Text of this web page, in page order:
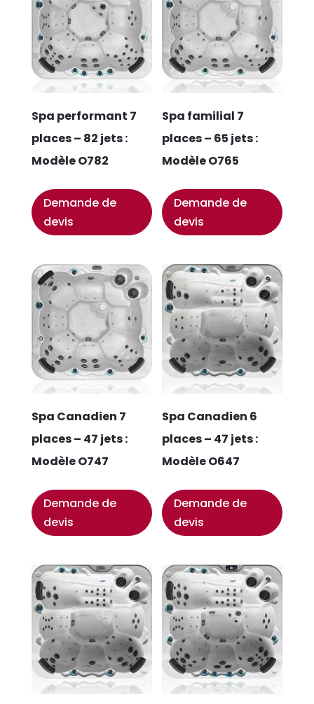
Spa performant 7
places – 82 jets :
Modèle O782
Demande de
devis
Spa familial 7
places – 65 jets :
Modèle O765
Demande de
devis
Spa Canadien 7
places – 47 jets :
Modèle O747
Demande de
devis
Spa Canadien 6
places – 47 jets :
Modèle O647
Demande de
devis